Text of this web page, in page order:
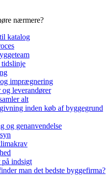
nærmere?
katalog
tidslinje
imprægnering
og leverandører
alt
inden køb af byggegrund
og genanvendelse
indsigt
man det bedste byggefirma?